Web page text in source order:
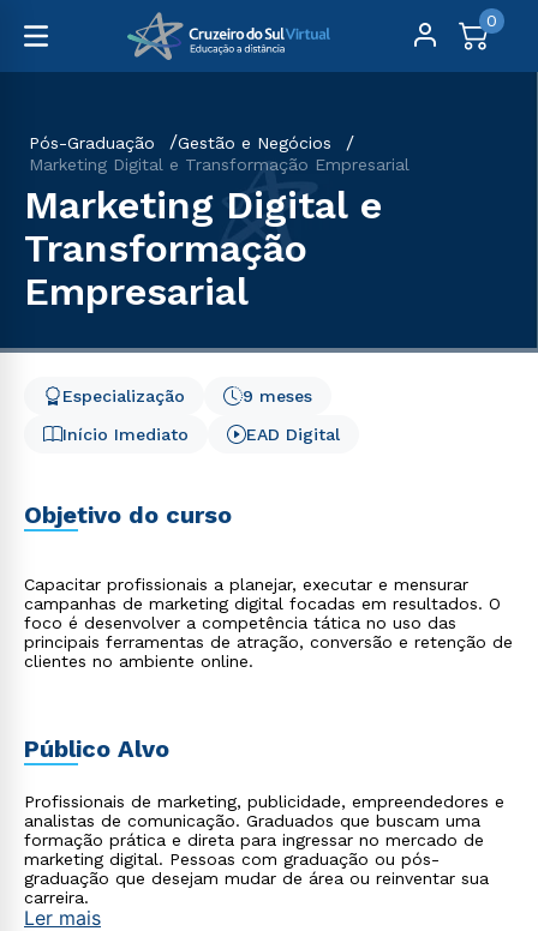
0
Pós-Graduação
Gestão e Negócios
Marketing Digital e Transformação Empresarial
Marketing Digital e
Transformação
Empresarial
Início Imediato
9 meses
Especialização
EAD Digital
Objetivo do curso
Capacitar profissionais a planejar, executar e mensurar
campanhas de marketing digital focadas em resultados. O
foco é desenvolver a competência tática no uso das
principais ferramentas de atração, conversão e retenção de
clientes no ambiente online.
Público Alvo
Profissionais de marketing, publicidade, empreendedores e
analistas de comunicação. Graduados que buscam uma
formação prática e direta para ingressar no mercado de
marketing digital. Pessoas com graduação ou pós-
graduação que desejam mudar de área ou reinventar sua
carreira.
Ler mais